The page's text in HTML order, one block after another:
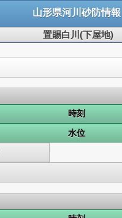
山形県河川砂防情報
置賜白川(下屋地)
時刻
水位